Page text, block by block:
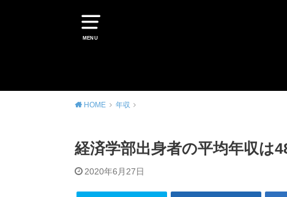
MENU
HOME 年収
経済学部出身者の平均年収は
2020年6月27日